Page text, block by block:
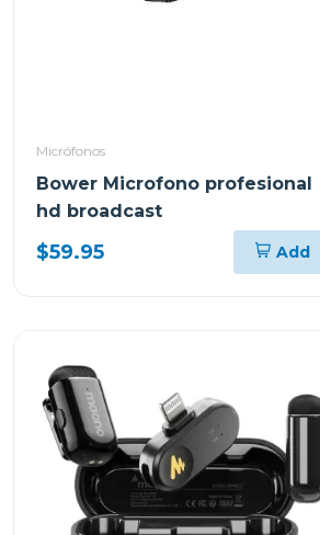
Micrófonos
Bower Microfono profesional
hd broadcast
$59.95 Add